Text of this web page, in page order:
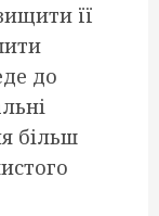
її
до
більш